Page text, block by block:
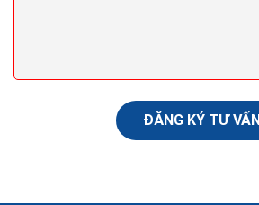
ĐĂNG KÝ TƯ VẤN